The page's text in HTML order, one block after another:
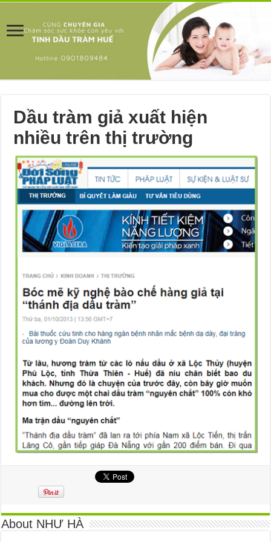
Dầu tràm giả xuất hiện
nhiều trên thị trường
About NHƯ HÀ